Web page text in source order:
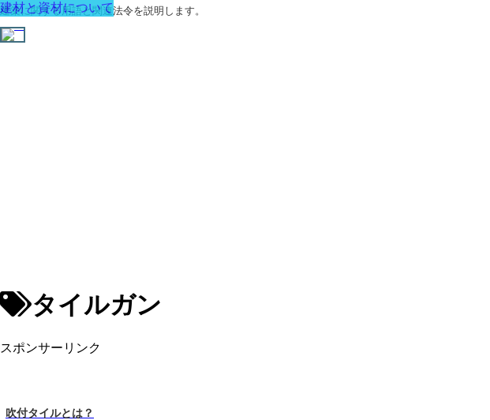
建築に関する用語と関連法令を説明します。
タイルガン
スポンサーリンク
建材と資材について
吹付タイルとは？